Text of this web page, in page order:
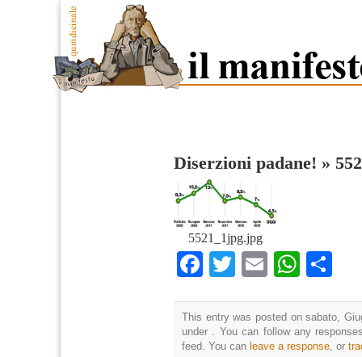
Diserzioni padane! »
5521_1jpg.jpg
Facebook
TwitterEmail
This entry was posted on sabato,
under . You can follow any
feed. You can leave a response, or